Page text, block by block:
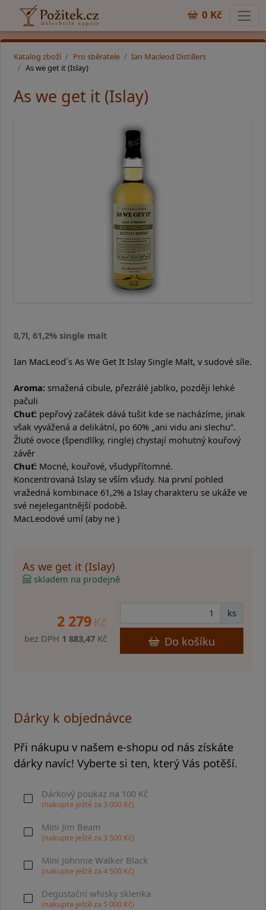
0 Kč
Katalog zboží Pro sběratele
Ian Macleod Distillers
As we get it (Islay)
As we get it (Islay)
0,7l, 61,2% single malt
Ian MacLeod´s As We Get It Islay Single Malt, v sudové síle.
Aroma: smažená cibule, přezrálé jablko, později lehké
pačuli
Chuť: pepřový začátek dává tušit kde se nacházíme, jinak
však vyvážená a delikátní, po 60% „ani vidu ani slechu“.
Žluté ovoce (špendlíky, ringle) chystají mohutný kouřový
závěr
Chuť: Mocné, kouřové, všudypřítomné.
Koncentrovaná Islay se vším všudy. Na první pohled
vražedná kombinace 61,2% a Islay charakteru se ukáže ve
své nejelegantnější podobě.
MacLeodové umí (aby ne )
As we get it (Islay)
skladem na prodejně
2 279 Kč
bez DPH 1 883,47 Kč
ks
Do košíku
Dárky k objednávce
Při nákupu v našem e-shopu od nás získáte
dárky navíc! Vyberte si ten, který Vás potěší.
Dárkový poukaz na 100 Kč
(nakupte ještě za 3 000Kč)
Mini Jim Beam
(nakupte ještě za 3 500Kč)
Mini Johnnie Walker Black
(nakupte ještě za 4 500Kč)
Degustační whisky sklenka
(nakupte ještě za 5 000Kč)